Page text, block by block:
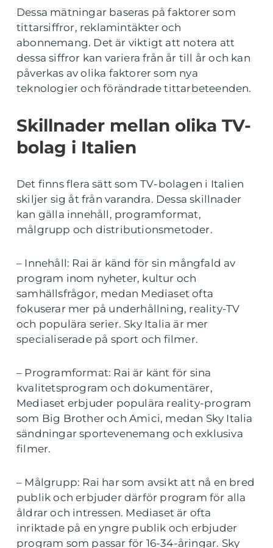
Dessa mätningar baseras på faktorer som
tittarsiffror, reklamintäkter och
abonnemang. Det är viktigt att notera att
dessa siffror kan variera från år till år och kan
påverkas av olika faktorer som nya
teknologier och förändrade tittarbeteenden.
Skillnader mellan olika TV-
bolag i Italien
Det finns flera sätt som TV-bolagen i Italien
skiljer sig åt från varandra. Dessa skillnader
kan gälla innehåll, programformat,
målgrupp och distributionsmetoder.
– Innehåll: Rai är känd för sin mångfald av
program inom nyheter, kultur och
samhällsfrågor, medan Mediaset ofta
fokuserar mer på underhållning, reality-TV
och populära serier. Sky Italia är mer
specialiserade på sport och filmer.
– Programformat: Rai är känt för sina
kvalitetsprogram och dokumentärer,
Mediaset erbjuder populära reality-program
som Big Brother och Amici, medan Sky Italia
sändningar sportevenemang och exklusiva
filmer.
– Målgrupp: Rai har som avsikt att nå en bred
publik och erbjuder därför program för alla
åldrar och intressen. Mediaset är ofta
inriktade på en yngre publik och erbjuder
program som passar för 16-34-åringar. Sky